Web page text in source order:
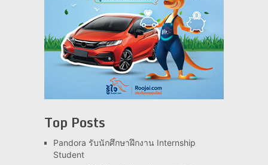
Top Posts
Pandora รับนักศึกษาฝึกงาน Internship
Student